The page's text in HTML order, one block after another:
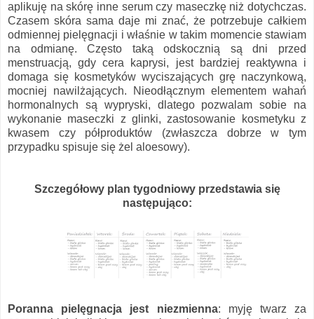
aplikuję na skórę inne serum czy maseczkę niż dotychczas.
Czasem skóra sama daje mi znać, że potrzebuje całkiem
odmiennej pielęgnacji i właśnie w takim momencie stawiam
na odmianę. Często taką odskocznią są dni przed
menstruacją, gdy cera kaprysi, jest bardziej reaktywna i
domaga się kosmetyków wyciszających grę naczynkową,
mocniej nawilżających. Nieodłącznym elementem wahań
hormonalnych są wypryski, dlatego pozwalam sobie na
wykonanie maseczki z glinki, zastosowanie kosmetyku z
kwasem czy półproduktów (zwłaszcza dobrze w tym
przypadku spisuje się żel aloesowy).
Szczegółowy plan tygodniowy przedstawia się
następująco:
Poranna pielęgnacja jest niezmienna: myję twarz za